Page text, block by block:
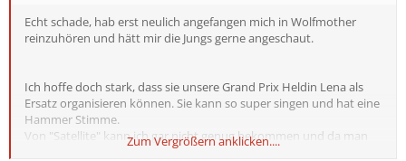
Echt schade, hab erst neulich angefangen mich in Wolfmother
reinzuhören und hätt mir die Jungs gerne angeschaut.
Ich hoffe doch stark, dass sie unsere Grand Prix Heldin Lena als
Ersatz organisieren können. Sie kann so super singen und hat eine
Hammer Stimme.
Von "Satellite" kann ich gar nicht genug bekommen und da man
sie die letzten Tage so gut wie nie im Fernsehen oder anderen
Zum Vergrößern anklicken....